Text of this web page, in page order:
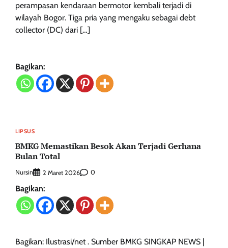
perampasan kendaraan bermotor kembali terjadi di
wilayah Bogor. Tiga pria yang mengaku sebagai debt
collector (DC) dari […]
Bagikan:
LIPSUS
BMKG Memastikan Besok Akan Terjadi Gerhana
Bulan Total
Nursin 2 Maret 2026 0
Bagikan:
Bagikan: Ilustrasi/net . Sumber BMKG SINGKAP NEWS |